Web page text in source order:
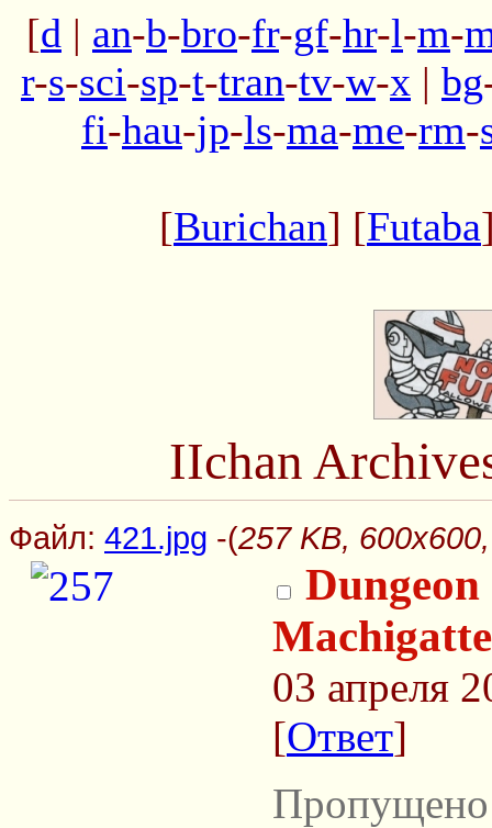
[d | an-b-bro-fr-gf-hr-l-m-
r-s-sci-sp-t-tran-tv-w-x | bg
fi-hau-jp-ls-ma-me-rm-
[Burichan] [Futaba
IIchan
Файл: 421.jpg -(257 KB,
03 апреля
[Ответ]